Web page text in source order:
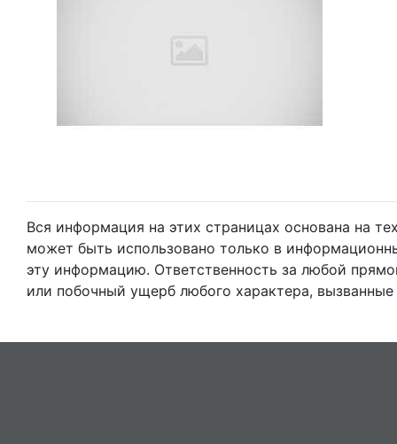
Вся информация на этих страницах основана на
может быть использовано только в
эту информацию. Ответственность за любой
или побочный ущерб любого характера,